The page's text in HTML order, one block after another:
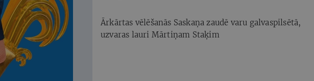
Ārkārtas vēlēšanās Saskaņa zaudē varu galvaspilsētā,
uzvaras lauri Mārtiņam Staķim